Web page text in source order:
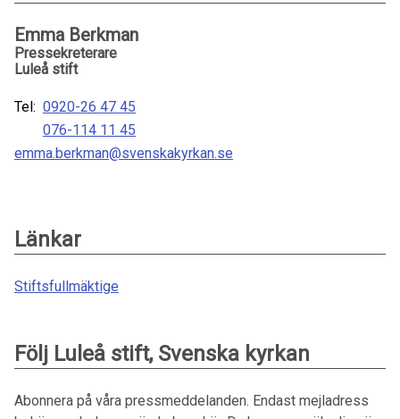
Emma Berkman
Pressekreterare
Luleå stift
Tel: 0920-26 47 45
076-114 11 45
emma.berkman@svenskakyrkan.se
Länkar
Stiftsfullmäktige
Följ Luleå stift, Svenska kyrkan
Abonnera på våra pressmeddelanden. Endast mejladress